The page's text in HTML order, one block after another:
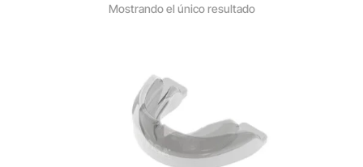
Mostrando el único resultado